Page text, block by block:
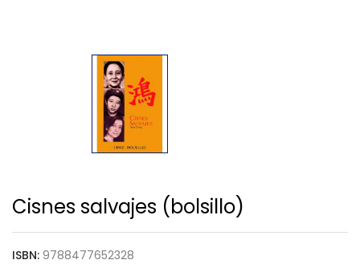
Cisnes salvajes (bolsillo)
ISBN: 9788477652328